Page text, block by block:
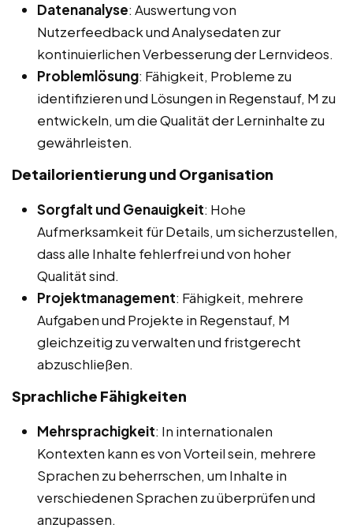
Datenanalyse: Auswertung von
Nutzerfeedback und Analysedaten zur
kontinuierlichen Verbesserung der Lernvideos.
Problemlösung: Fähigkeit, Probleme zu
identifizieren und Lösungen in Regenstauf, M zu
entwickeln, um die Qualität der Lerninhalte zu
gewährleisten.
Detailorientierung und Organisation
Sorgfalt und Genauigkeit: Hohe
Aufmerksamkeit für Details, um sicherzustellen,
dass alle Inhalte fehlerfrei und von hoher
Qualität sind.
Projektmanagement: Fähigkeit, mehrere
Aufgaben und Projekte in Regenstauf, M
gleichzeitig zu verwalten und fristgerecht
abzuschließen.
Sprachliche Fähigkeiten
Mehrsprachigkeit: In internationalen
Kontexten kann es von Vorteil sein, mehrere
Sprachen zu beherrschen, um Inhalte in
verschiedenen Sprachen zu überprüfen und
anzupassen.